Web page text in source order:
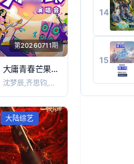
第20260711期
大庸青春芒果演唱会
沈梦辰,齐思钧,郑方一
大陆综艺
14
15